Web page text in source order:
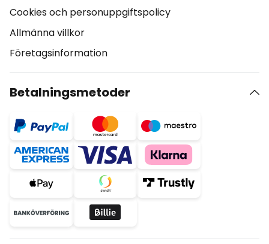
Cookies och personuppgiftspolicy
Allmänna villkor
Företagsinformation
Betalningsmetoder